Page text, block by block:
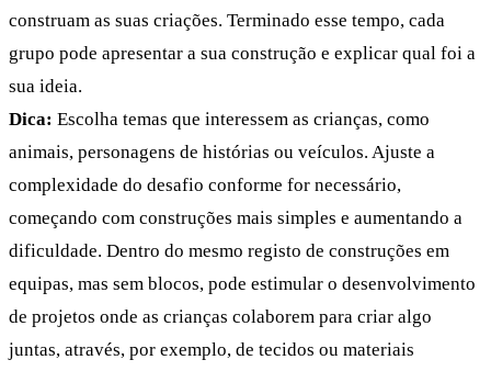
construam as suas criações. Terminado esse tempo, cada
grupo pode apresentar a sua construção e explicar qual foi a
sua ideia.
Dica: Escolha temas que interessem as crianças, como
animais, personagens de histórias ou veículos. Ajuste a
complexidade do desafio conforme for necessário,
começando com construções mais simples e aumentando a
dificuldade. Dentro do mesmo registo de construções em
equipas, mas sem blocos, pode estimular o desenvolvimento
de projetos onde as crianças colaborem para criar algo
juntas, através, por exemplo, de tecidos ou materiais